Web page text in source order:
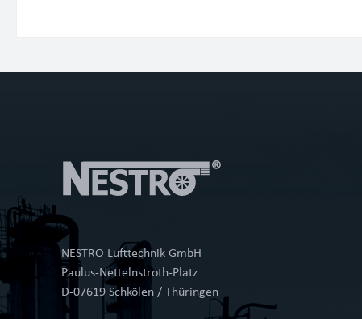
NESTRO Lufttechnik GmbH
Paulus-Nettelnstroth-Platz
D-07619 Schkölen / Thüringen